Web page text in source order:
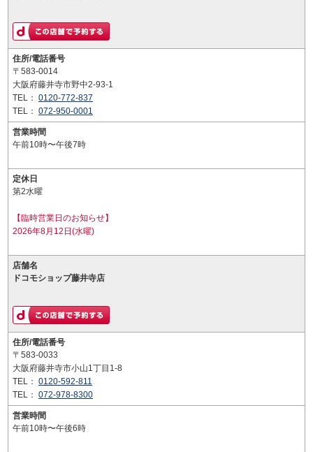
住所/電話番号
〒583-0014
大阪府藤井寺市野中2-93-1
TEL： 0120-772-837
TEL： 072-950-0001
営業時間
午前10時〜午後7時
定休日
第2水曜
【臨時営業日のお知らせ】
2026年8月12日(水曜)
店舗名
ドコモショップ藤井寺店
住所/電話番号
〒583-0033
大阪府藤井寺市小山1丁目1-8
TEL： 0120-592-811
TEL： 072-978-8300
営業時間
午前10時〜午後6時